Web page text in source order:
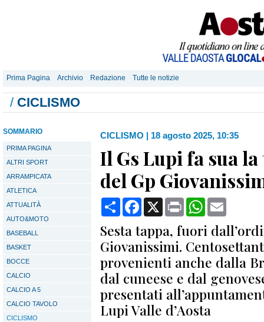
Prima Pagina Archivio Redazione Tutte le notizie
/ CICLISMO
SOMMARIO
PRIMA PAGINA
ALTRI SPORT
ARRAMPICATA
ATLETICA
ATTUALITÀ
AUTO&MOTO
BASEBALL
BASKET
BOCCE
CALCIO
CALCIO A 5
CALCIO TAVOLO
CICLISMO
CICLISMO | 18 agosto 2025, 10:35
Il Gs Lupi fa sua la
del Gp
CondividiFacebook
X Print WhatsApp
Sesta tappa, fuori
Giovanissimi.
provenienti anche dalla
dal cuneese e dal
presentati
Lupi Valle d’Aosta